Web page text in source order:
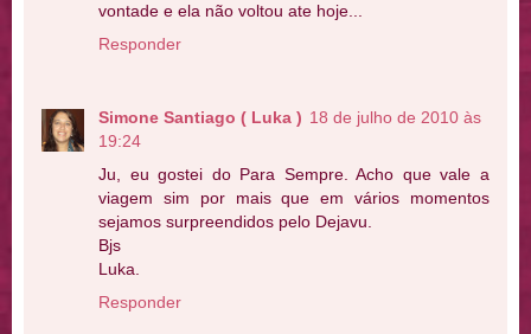
vontade e ela não voltou ate hoje...
Responder
Simone Santiago ( Luka ) 18 de julho de 2010 às
19:24
Ju, eu gostei do Para Sempre. Acho que vale a
viagem sim por mais que em vários momentos
sejamos surpreendidos pelo Dejavu.
Bjs
Luka.
Responder